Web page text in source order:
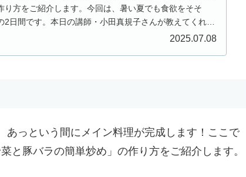
り方をご紹介します。今回は、暑い夏でも食欲をそそ
日間です。本日の講師・小田真規子さんが教えてくれる
2025.07.08
っという間にメイン料理が完成します！ここで
と豚バラの簡単炒め」の作り方をご紹介します。